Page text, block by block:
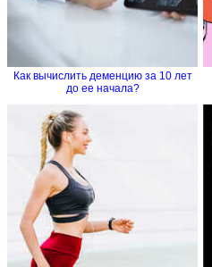
Как вычислить деменцию за 10 лет
до ее начала?